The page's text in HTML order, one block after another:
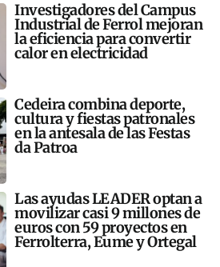
Investigadores del Campus
Industrial de Ferrol mejoran
la eficiencia para convertir
calor en electricidad
Cedeira combina deporte,
cultura y fiestas patronales
en la antesala de las Festas
da Patroa
Las ayudas LEADER optan a
movilizar casi 9 millones de
euros con 59 proyectos en
Ferrolterra, Eume y Ortegal